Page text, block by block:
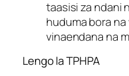
taasisi za ndani
huduma bora
vinaendana na
Lengo la TPHPA